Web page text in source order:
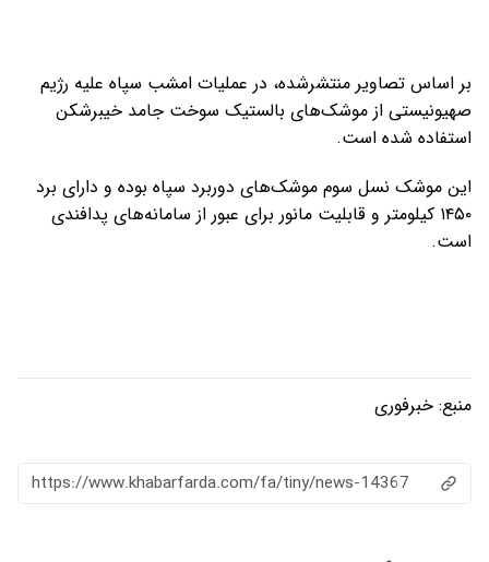
بر اساس تصاویر منتشرشده، در عملیات امشب سپاه علیه رژیم
صهیونیستی از موشک‌های بالستیک سوخت جامد خیبرشکن
استفاده شده است.
این موشک نسل سوم موشک‌های دوربرد سپاه بوده و دارای برد
۱۴۵۰ کیلومتر و قابلیت مانور برای عبور از سامانه‌های پدافندی
است.
منبع: خبرفوری
https://www.khabarfarda.com/fa/tiny/news-14367